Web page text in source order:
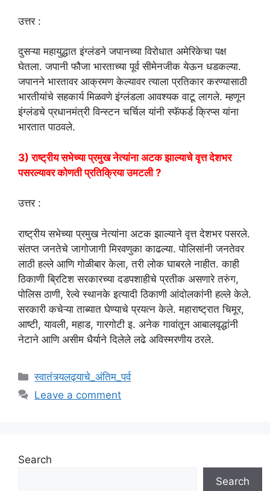
उत्तर :
दुसऱ्या महायुद्धात इंग्लंडने जपानच्या विरोधात अमेरिकेचा पक्ष
घेतला. जपानी फौजा भारताच्या पूर्व सीमेनजीक येऊन धडकल्या.
जपानने भारतावर आक्रमण केल्यावर त्याला प्रतिकार करण्यासाठी
भारतीयांचे सहकार्य मिळवणे इंग्लंडला आवश्यक वाटू लागले. म्हणून
इंग्लंडचे प्रधानमंत्री विन्स्टन चर्चिल यांनी स्फॅफर्ड क्रिप्स यांना
भारतात पाठवले.
3) राष्ट्रीय सभेच्या प्रमुख नेत्यांना अटक झाल्याचे वृत्त देशभर
पसरल्यावर कोणती प्रतिक्रिया उमटली ?
उत्तर :
राष्ट्रीय सभेच्या प्रमुख नेत्यांना अटक झाल्याने वृत्त देशभर पसरले.
संतप्त जनतेचे जागोजागी मिरवणुका काढल्या. पोलिसांनी जनतेवर
लाठी हल्ले आणि गोळीबार केला, तरी लोक घाबरले नाहीत. काही
ठिकाणी ब्रिटिश सरकारच्या दडपशाहीचे प्रतीक असणारे तरुंग,
पोलिस ठाणी, रेल्वे स्थानके इत्यादी ठिकाणी आंदोलकांनी हल्ले केले.
सरकारी कचेऱ्या ताब्यात घेण्याचे प्रयत्न केले. महाराष्ट्रात चिमूर,
आष्टी, यावली, महाड, गारगोटी इ. अनेक गावांतून आबालवृद्धांनी
नेटाने आणि असीम धैर्याने दिलेले लढे अविस्मरणीय ठरले.
Categories
स्वातंत्र्यलढ्याचे_अंतिम_पर्व
Leave a comment
Search
Search